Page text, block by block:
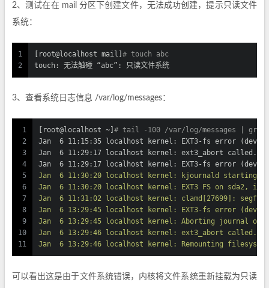
2、测试在在 mail 分区下创建文件，无法成功创建，提示只读文件
系统：
1
2
[root@localhost mail] # touch abc
touch: 无法触碰 “abc”: 只读文件系统
3、查看系统日志信息 /var/log/messages：
1
2
3
4
5
6
7
8
9
10
11
[root@localhost ~] # tail -100 /var/log/messages | grep
Jan  6 11:15:35 localhost kernel: EXT3-fs error
Jan  6 11:29:17 localhost kernel: ext3_abort called.
Jan  6 11:29:17 localhost kernel: EXT3-fs error
Jan  6 11:30:20 localhost kernel: kjournald starting.
Jan  6 11:30:20 localhost kernel: EXT3 FS on sda2,
Jan  6 11:31:02 localhost kernel: clamd[27699]:
Jan  6 13:29:45 localhost kernel: EXT3-fs error
Jan  6 13:29:45 localhost kernel: Aborting journal on
Jan  6 13:29:46 localhost kernel: ext3_abort
Jan  6 13:29:46 localhost kernel: Remounting
可以看出这是由于文件系统错误，内核将文件系统重新挂载为只读